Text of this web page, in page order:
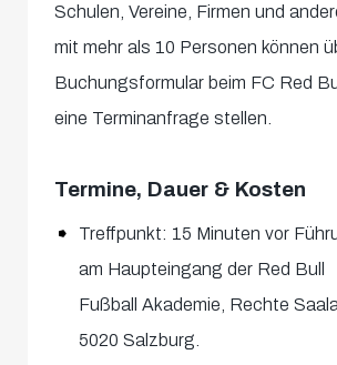
Schulen, Vereine, Firmen und
mit mehr als 10 Personen können
Buchungsformular beim FC Red
eine Terminanfrage stellen.
Termine, Dauer & Kosten
Treffpunkt: 15 Minuten vor
am Haupteingang der Red Bull
Fußball Akademie, Rechte
5020 Salzburg.